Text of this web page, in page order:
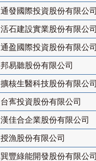
通發國際投資股份有限公司
活石建設實業股份有限公司
通盈國際投資股份有限公司
邦易聽股份有限公司
擴核生醫科技股份有限公司
台寯投資股份有限公司
漢佳合企業股份有限公司
授漁股份有限公司
巽豐綠能開發股份有限公司